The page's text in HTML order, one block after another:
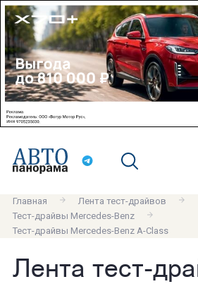
Главная
Лента тест-драйвов
Тест-драйвы Mercedes-Benz
Тест-драйвы Mercedes-Benz A-Class
Лента тест-